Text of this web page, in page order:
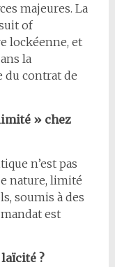
majeures. La
of
lockéenne, et
la
du contrat de
» chez
n’est pas
nature, limité
soumis à des
est
?